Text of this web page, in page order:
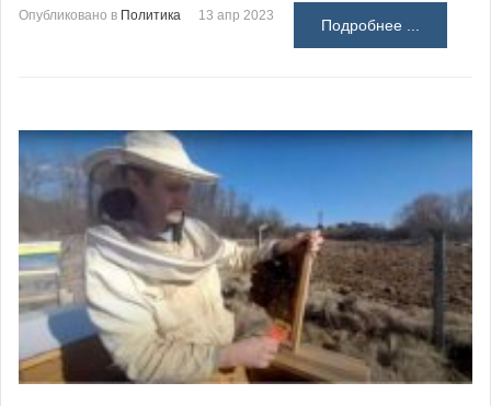
Опубликовано в Политика 13 апр 2023
Подробнее ...